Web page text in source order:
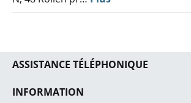
ASSISTANCE TÉLÉPHONIQUE
INFORMATION